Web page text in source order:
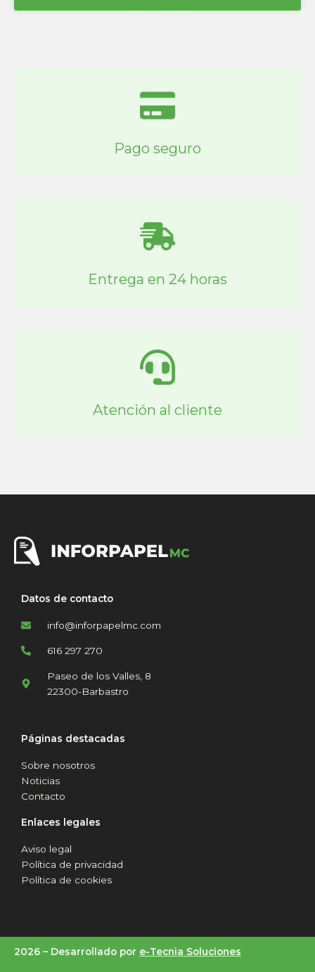
Pago seguro
Entrega en 24 horas
Atención al cliente
Datos de contacto
info@inforpapelmc.com
616 297 270
Paseo de los Valles, 8
22300-Barbastro
Páginas destacadas
Sobre nosotros
Noticias
Contacto
Enlaces legales
Aviso legal
Política de privacidad
Política de cookies
2026 – Desarrollado por e-Tecnia Soluciones